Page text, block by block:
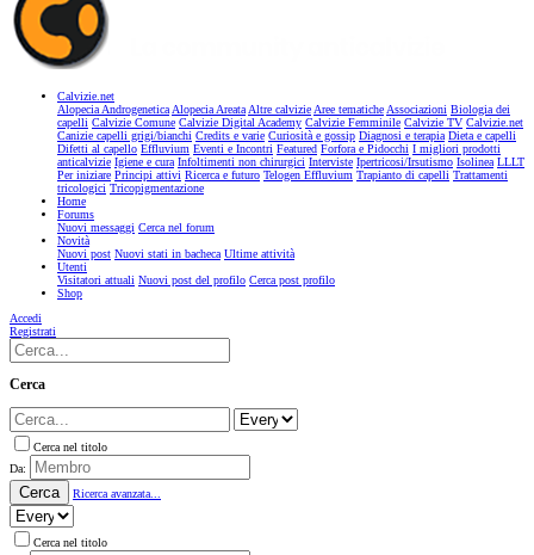
Calvizie.net
Alopecia AndrogeneticaAlopecia AreataAltre calvizieAree tematicheAssociazioni Biologia dei
capelli Calvizie Comune Calvizie Digital Academy Calvizie Femminile Calvizie TV Calvizie.net
Canizie capelli grigi/bianchi Credits e varie Curiosità e gossip Diagnosi e terapia Dieta e capelli
Difetti al capello Effluvium Eventi e Incontri Featured Forfora e Pidocchi I migliori prodotti
anticalvizie Igiene e cura Infoltimenti non chirurgici Interviste Ipertricosi/Irsutismo Isolinea LLLT
Per iniziare Principi attivi Ricerca e futuro Telogen Effluvium Trapianto di capelli Trattamenti
tricologici Tricopigmentazione
Home
Forums
Nuovi messaggi Cerca nel forum
Novità
Nuovi post Nuovi stati in bacheca Ultime attività
Utenti
Visitatori attuali Nuovi post del profilo Cerca post profilo
Shop
Accedi
Registrati
Cerca
Cerca nel titolo
Da:
Cerca Ricerca avanzata...
Cerca nel titolo